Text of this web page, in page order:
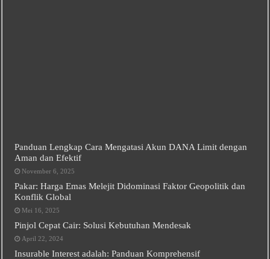
Panduan Lengkap Cara Mengatasi Akun DANA Limit dengan
Aman dan Efektif
November 6, 2025
Pakar: Harga Emas Melejit Didominasi Faktor Geopolitik dan
Konflik Global
Mei 16, 2025
Pinjol Cepat Cair: Solusi Kebutuhan Mendesak
April 22, 2024
Insurable Interest adalah: Panduan Komprehensif